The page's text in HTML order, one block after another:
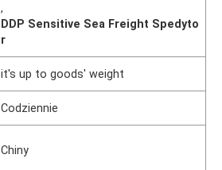
,
DDP Sensitive Sea Freight Spedyto
r
it's up to goods' weight
Codziennie
Chiny